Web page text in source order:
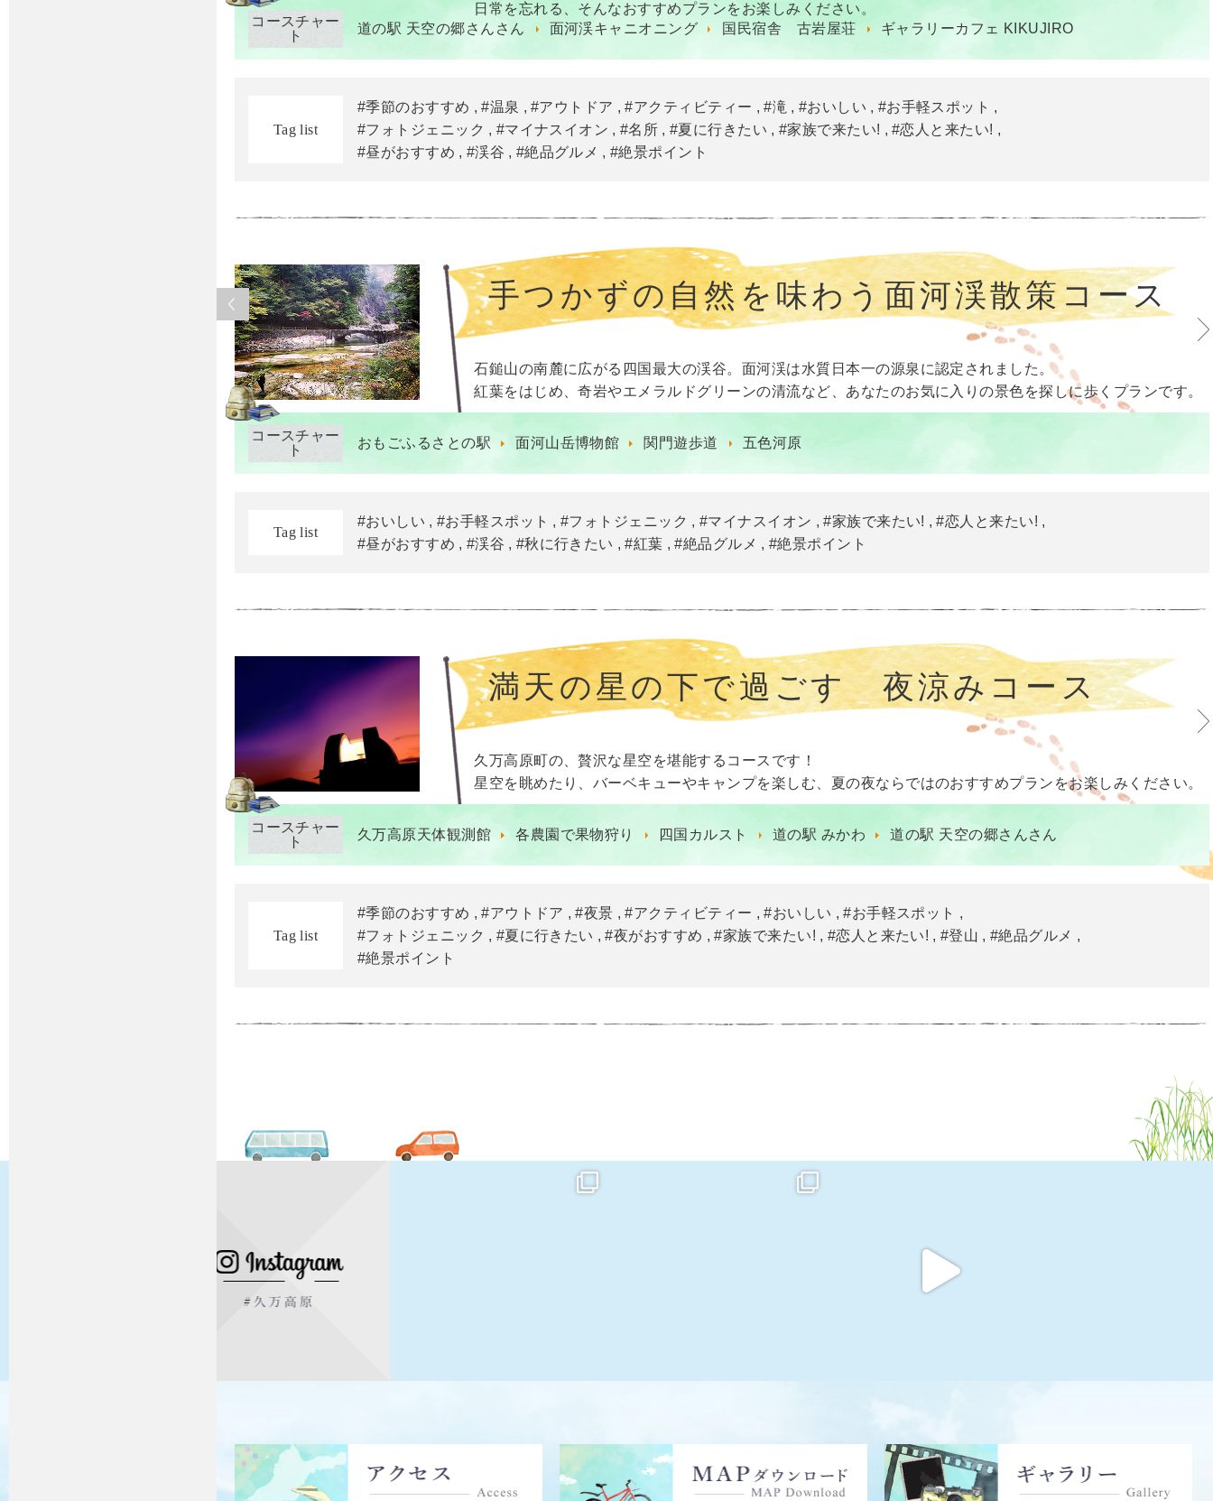
日常を忘れる、そんなおすすめプランをお楽しみください。
コースチャー
ト
道の駅 天空の郷さんさん 面河渓キャニオニング 国民宿舎 古岩屋荘 ギャラリーカフェ KIKUJIRO
Tag list
#季節のおすすめ #温泉 #アウトドア #アクティビティー #滝 #おいしい
#お手軽スポット
#フォトジェニック
#マイナスイオン #名所 #夏に行きたい #家族で来たい!
#恋人と来たい!
#昼がおすすめ
#渓谷 #絶品グルメ #絶景ポイント
手つかずの自然を味わう面河渓散策コース
石鎚山の南麓に広がる四国最大の渓谷。面河渓は水質日本一の源泉に認定されました。
紅葉をはじめ、奇岩やエメラルドグリーンの清流など、あなたのお気に入りの景色を探しに歩くプランです。
コースチャー
ト
おもごふるさとの駅 面河山岳博物館 関門遊歩道 五色河原
Tag list
#おいしい #お手軽スポット #フォトジェニック #マイナスイオン #家族で来たい!
#恋人と来たい!
#昼がおすすめ
#渓谷 #秋に行きたい #紅葉 #絶品グルメ #絶景ポイント
満天の星の下で過ごす 夜涼みコース
久万高原町の、贅沢な星空を堪能するコースです！
星空を眺めたり、バーベキューやキャンプを楽しむ、夏の夜ならではのおすすめプランをお楽しみください。
コースチャー
ト
久万高原天体観測館 各農園で果物狩り 四国カルスト 道の駅 みかわ 道の駅 天空の郷さんさん
Tag list
#季節のおすすめ #アウトドア #夜景 #アクティビティー #おいしい
#お手軽スポット
#フォトジェニック
#夏に行きたい #夜がおすすめ #家族で来たい! #恋人と来たい! #登山
#絶品グルメ
#絶景ポイント